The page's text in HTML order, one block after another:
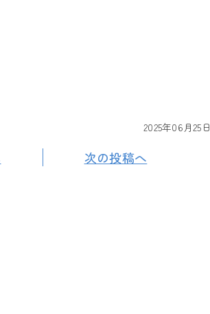
2025年06月25日
次の投稿へ